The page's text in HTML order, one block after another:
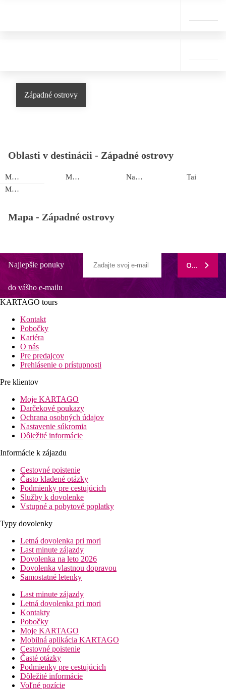
Západné ostrovy
Oblasti v destinácii - Západné ostrovy
Malolo
Mamanuca
Matamanoa Nakubati Tai
Mapa - Západné ostrovy
Najlepšie ponuky
do vášho e-mailu
ODOBERAŤ
KARTAGO tours
Kontakt
Pobočky
Kariéra
O nás
Pre predajcov
Prehlásenie o prístupnosti
Pre klientov
Moje KARTAGO
Darčekové poukazy
Ochrana osobných údajov
Nastavenie súkromia
Dôležité informácie
Informácie k zájazdu
Cestovné poistenie
Často kladené otázky
Podmienky pre cestujúcich
Služby k dovolenke
Vstupné a pobytové poplatky
Typy dovolenky
Letná dovolenka pri mori
Last minute zájazdy
Dovolenka na leto 2026
Dovolenka vlastnou dopravou
Samostatné letenky
Last minute zájazdy
Letná dovolenka pri mori
Kontakty
Pobočky
Moje KARTAGO
Mobilná aplikácia KARTAGO
Cestovné poistenie
Časté otázky
Podmienky pre cestujúcich
Dôležité informácie
Voľné pozície